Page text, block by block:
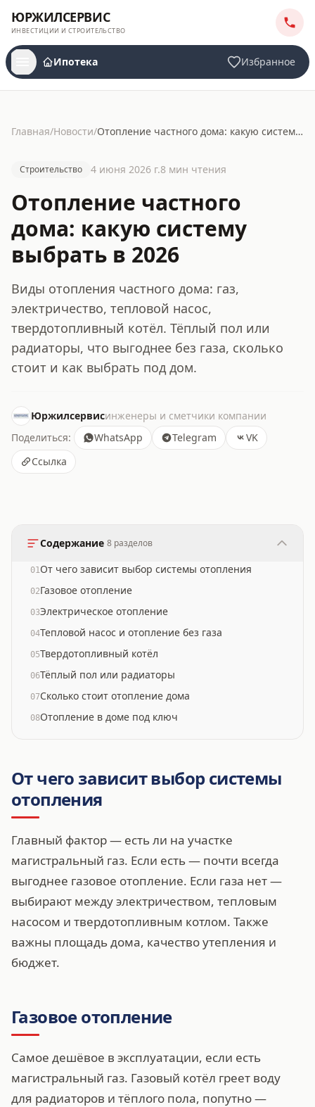
ЮРЖИЛСЕРВИС
ИНВЕСТИЦИИ И СТРОИТЕЛЬСТВО
Ипотека Избранное
Главная/Новости/ Отопление частного дома: какую систему выбрать в 2026
Строительство 4 июня 2026 г.8 мин чтения
Отопление частного
дома: какую систему
выбрать в 2026
Виды отопления частного дома: газ,
электричество, тепловой насос,
твердотопливный котёл. Тёплый пол или
радиаторы, что выгоднее без газа, сколько
стоит и как выбрать под дом.
Юржилсервисинженеры и сметчики компании
Поделиться:
WhatsApp Telegram
VK
Ссылка
Содержание 8 разделов
01От чего зависит выбор системы отопления
02Газовое отопление
03Электрическое отопление
04Тепловой насос и отопление без газа
05Твердотопливный котёл
06Тёплый пол или радиаторы
07Сколько стоит отопление дома
08Отопление в доме под ключ
От чего зависит выбор системы
отопления
Главный фактор — есть ли на участке
магистральный газ. Если есть — почти всегда
выгоднее газовое отопление. Если газа нет —
выбирают между электричеством, тепловым
насосом и твердотопливным котлом. Также
важны площадь дома, качество утепления и
бюджет.
Газовое отопление
Самое дешёвое в эксплуатации, если есть
магистральный газ. Газовый котёл греет воду
для радиаторов и тёплого пола, попутно —